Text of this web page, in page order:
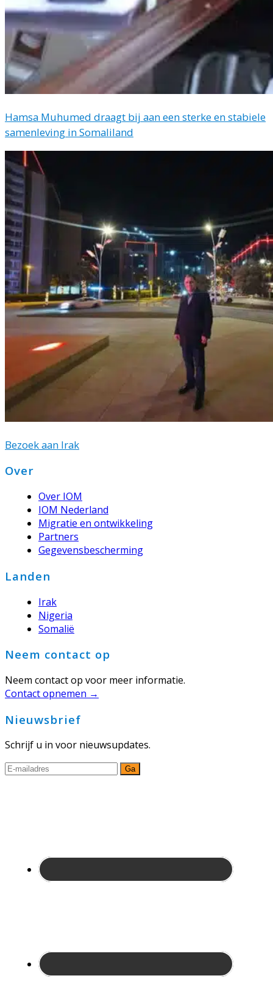
Hamsa Muhumed draagt bij aan een sterke en stabiele
samenleving in Somaliland
Bezoek aan Irak
Footer
Over
Over IOM
IOM Nederland
Migratie en ontwikkeling
Partners
Gegevensbescherming
Landen
Irak
Nigeria
Somalië
Neem contact op
Neem contact op voor meer informatie.
Contact opnemen →
Nieuwsbrief
Schrijf u in voor nieuwsupdates.